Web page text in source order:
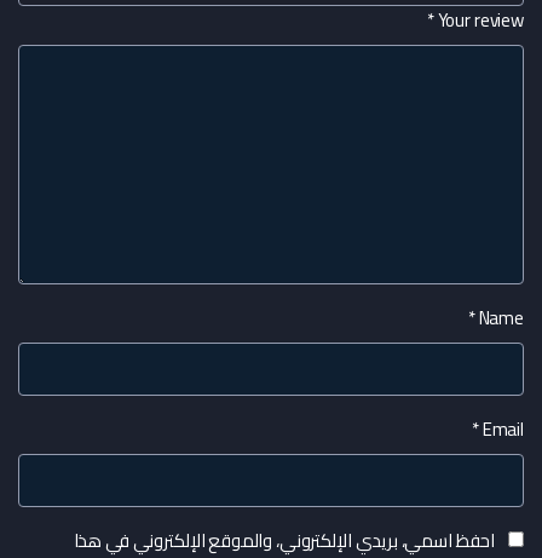
Your review
*
Name
*
Email
*
احفظ اسمي، بريدي الإلكتروني، والموقع الإلكتروني في هذا